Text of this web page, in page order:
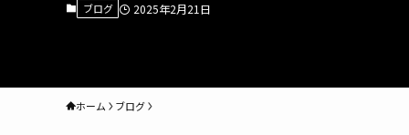
ブログ 2025年2月21日
ホーム ブログ